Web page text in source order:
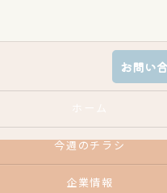
お問い
今週のチラシ
企業情報